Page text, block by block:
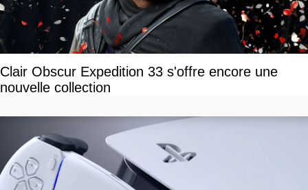
Clair Obscur Expedition 33 s'offre encore une
nouvelle collection